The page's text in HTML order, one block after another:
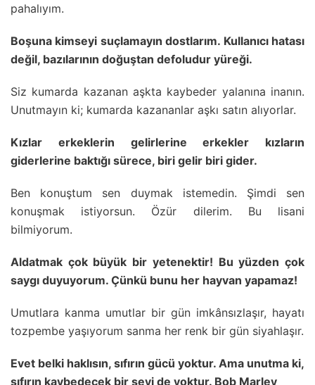
pahalıyım.
Boşuna kimseyi suçlamayın dostlarım. Kullanıcı hatası
değil, bazılarının doğuştan defoludur yüreği.
Siz kumarda kazanan aşkta kaybeder yalanına inanın.
Unutmayın ki; kumarda kazananlar aşkı satın alıyorlar.
Kızlar erkeklerin gelirlerine erkekler kızların
giderlerine baktığı sürece, biri gelir biri gider.
Ben konuştum sen duymak istemedin. Şimdi sen
konuşmak istiyorsun. Özür dilerim. Bu lisani
bilmiyorum.
Aldatmak çok büyük bir yetenektir! Bu yüzden çok
saygı duyuyorum. Çünkü bunu her hayvan yapamaz!
Umutlara kanma umutlar bir gün imkânsızlaşır, hayatı
tozpembe yaşıyorum sanma her renk bir gün siyahlaşır.
Evet belki haklısın, sıfırın gücü yoktur. Ama unutma ki,
sıfırın kaybedecek bir şeyi de yoktur. Bob Marley